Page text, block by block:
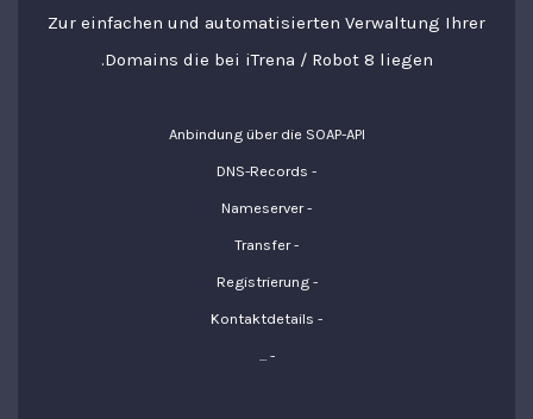
Zur einfachen und automatisierten Verwaltung Ihrer
Domains die bei iTrena / Robot 8 liegen.
Anbindung über die SOAP-API
- DNS-Records
- Nameserver
- Transfer
- Registrierung
- Kontaktdetails
- ...